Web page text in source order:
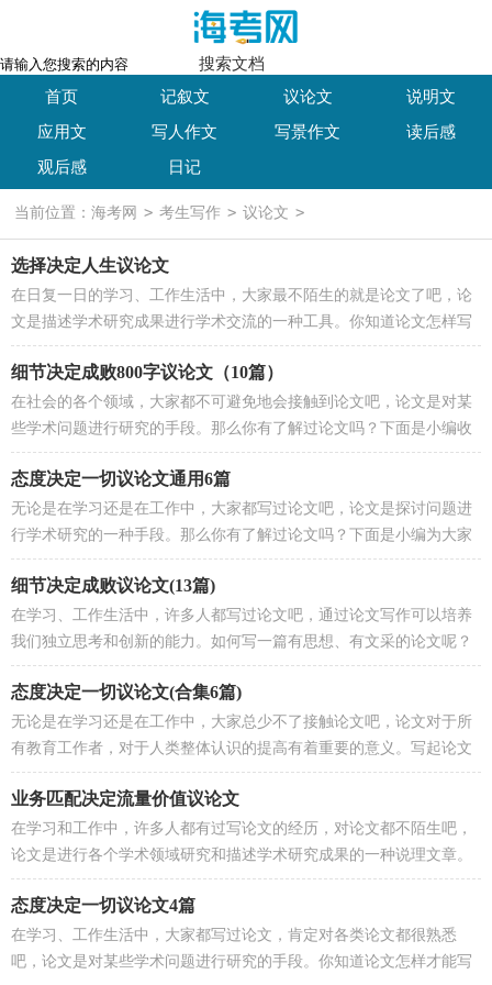
搜索文档
首页
记叙文 议论文
说明文
应用文
写人作文 写景作文
读后感
观后感
日记
当前位置：海考网 > 考生写作 > 议论文 >
选择决定人生议论文
在日复一日的学习、工作生活中，大家最不陌生的就是论文了吧，论
文是描述学术研究成果进行学术交流的一种工具。你知道论文怎样写
才规范吗？以下是小编收集整理的...
细节决定成败800字议论文（10篇）
在社会的各个领域，大家都不可避免地会接触到论文吧，论文是对某
些学术问题进行研究的手段。那么你有了解过论文吗？下面是小编收
集整理的细节决定成败800字议论...
态度决定一切议论文通用6篇
无论是在学习还是在工作中，大家都写过论文吧，论文是探讨问题进
行学术研究的一种手段。那么你有了解过论文吗？下面是小编为大家
整理的态度决定一切议论文，仅供...
细节决定成败议论文(13篇)
在学习、工作生活中，许多人都写过论文吧，通过论文写作可以培养
我们独立思考和创新的能力。如何写一篇有思想、有文采的论文呢？
以下是小编为大家收集的细节决定...
态度决定一切议论文(合集6篇)
无论是在学习还是在工作中，大家总少不了接触论文吧，论文对于所
有教育工作者，对于人类整体认识的提高有着重要的意义。写起论文
来就毫无头绪？下面是小编帮大家...
业务匹配决定流量价值议论文
在学习和工作中，许多人都有过写论文的经历，对论文都不陌生吧，
论文是进行各个学术领域研究和描述学术研究成果的一种说理文章。
那么问题来了，到底应如何写一篇...
态度决定一切议论文4篇
在学习、工作生活中，大家都写过论文，肯定对各类论文都很熟悉
吧，论文是对某些学术问题进行研究的手段。你知道论文怎样才能写